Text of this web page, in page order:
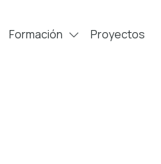
Formación Proyectos